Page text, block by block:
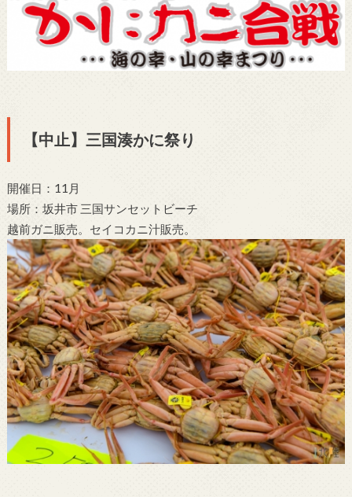
【中止】三国湊かに祭り
開催日：11月
場所：坂井市 三国サンセットビーチ
越前ガニ販売。セイコカニ汁販売。